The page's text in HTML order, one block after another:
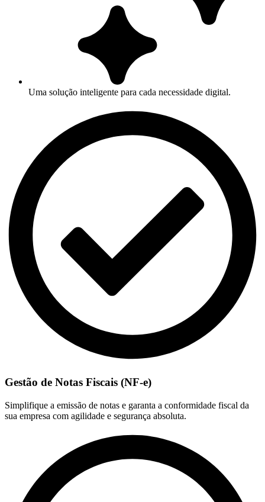
Uma solução inteligente para cada necessidade digital.
Gestão de Notas Fiscais (NF-e)
Simplifique a emissão de notas e garanta a conformidade fiscal da
sua empresa com agilidade e segurança absoluta.